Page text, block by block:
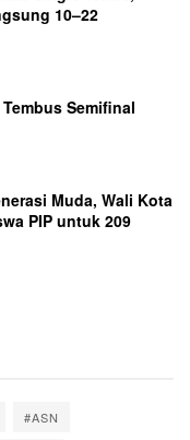
10–22
Semifinal
Muda, Wali Kota
PIP untuk 209
#ASN